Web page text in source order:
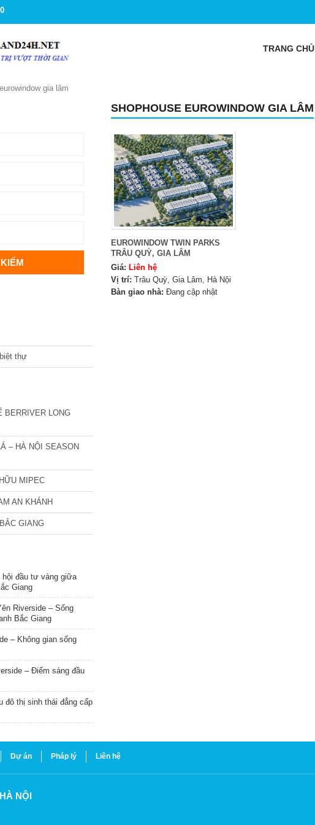
TRANG CHỦ
gia lâm
SHOPHOUSE EUROWINDOW GIA LÂM
EUROWINDOW TWIN PARKS
TRÂU QUỲ, GIA LÂM
Giá: Liên hệ
Vị trí: Trâu Quỳ, Gia Lâm, Hà Nội
Bàn giao nhà: Đang cập nhật
thự
BERRIVER LONG
– HÀ NỘI SEASON
MIPEC
AN KHÁNH
GIANG
đầu tư vàng giữa
Giang
Riverside – Sống
Bắc Giang
– Không gian sống
– Điểm sáng đầu
đô thị sinh thái đẳng cấp
Dự án Pháp lý Liên hệ
NỘI